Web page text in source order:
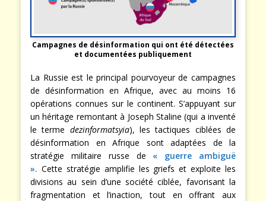
Campagnes de désinformation qui ont été détectées
et documentées publiquement
La Russie est le principal pourvoyeur de campagnes
de désinformation en Afrique, avec au moins 16
opérations connues sur le continent. S’appuyant sur
un héritage remontant à Joseph Staline (qui a inventé
le terme dezinformatsyia), les tactiques ciblées de
désinformation en Afrique sont adaptées de la
stratégie militaire russe de « guerre ambiguë
». Cette stratégie amplifie les griefs et exploite les
divisions au sein d’une société ciblée, favorisant la
fragmentation et l’inaction, tout en offrant aux